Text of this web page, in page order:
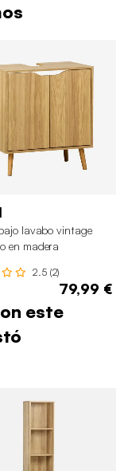
lavabo vintage
en madera
2.5 (2)
79,99 €
este